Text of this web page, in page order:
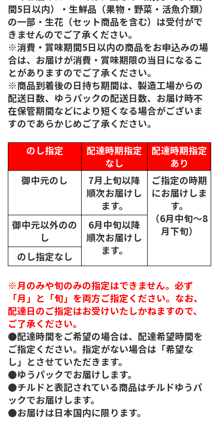
間5日以内）・生鮮品（果物・野菜・活魚介類）
の一部・生花（セット商品を含む）は受付がで
きませんのでご了承ください。
※消費・賞味期間5日以内の商品をお申込みの場
合は、お届けが消費・賞味期限の当日になるこ
とがありますのでご了承ください。
※商品到着後の日持ち期間は、製造工場からの
配送日数、ゆうパックの配送日数、お届け時不
在保管期間などにより短くなる場合がございま
すのであらかじめご了承ください。
のし指定
配達時期指定
なし
配達時期指定
あり
御中元のし
7月上旬以降
順次お届けし
ます。
ご指定の時期
にお届けしま
す。
（6月中旬～8
月下旬）
御中元以外のの
し
6月中旬以降
順次お届けし
ます。
のし指定なし
※月のみや旬のみの指定はできません。必ず
「月」と「旬」を両方ご指定ください。なお、
配達日のご指定はお受けいたしかねますので、
ご了承ください。
●配達時間をご希望の場合は、配達希望時間を
ご指定ください。指定がない場合は「希望な
し」とさせていただきます。
●ゆうパックでお届けします。
●チルドと表記されている商品はチルドゆうパ
ックでお届けします。
●お届けは日本国内に限ります。